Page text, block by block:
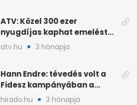
ATV: Közel 300 ezer
nyugdíjas kaphat emelést
idén a Tisza terve szerint
atv.hu 3 hónapja
Hann Endre: tévedés volt a
Fidesz kampányában a
háborús veszély
hirado.hu 3 hónapja